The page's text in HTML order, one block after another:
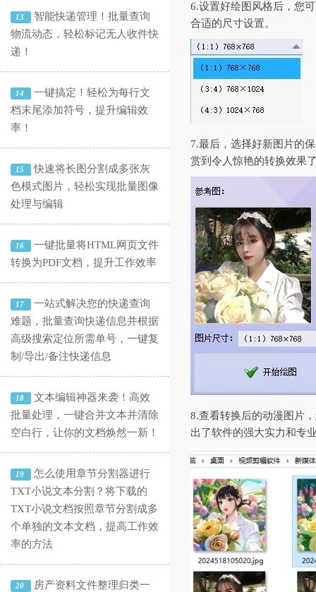
13
智能快递管理！批量查询
物流动态，轻松标记无人收件快
递！
14
一键搞定！轻松为每行文
档末尾添加符号，提升编辑效
率！
15
快速将长图分割成多张灰
色模式图片，轻松实现批量图像
处理与编辑
16
一键批量将HTML网页文件
转换为PDF文档，提升工作效率
17
一站式解决您的快递查询
难题，批量查询快递信息并根据
高级搜索定位所需单号，一键复
制/导出/备注快递信息
18
文本编辑神器来袭！高效
批量处理，一键合并文本并清除
空白行，让你的文档焕然一新！
19
怎么使用章节分割器进行
TXT小说文本分割？将下载的
TXT小说文档按照章节分割成多
个单独的文本文档，提高工作效
率的方法
20 房产资料文件整理归类一
6.设置好绘图风格后，您
合适的尺寸设置。
7.最后，选择好新图片的
赏到令人惊艳的转换效果
8.查看转换后的动漫图片
出了软件的强大实力和专